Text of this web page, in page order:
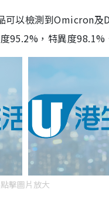
可以檢測到Omicron
95.2%，特異度98.1%
點擊圖片放大